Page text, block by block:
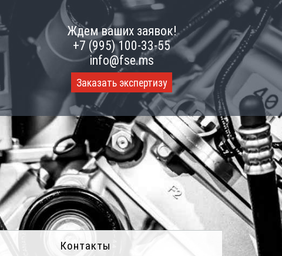
Ждем ваших заявок!
+7 (995) 100-33-55
info@fse.ms
Заказать экспертизу
Контакты